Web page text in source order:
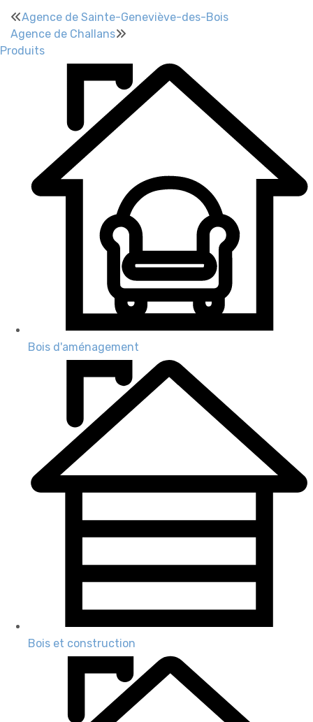
Agence de Sainte-Geneviève-des-Bois
Agence de Challans
Produits
Bois d'aménagement
Bois et construction